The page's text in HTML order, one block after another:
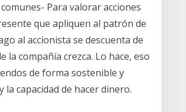
Para valorar acciones
que apliquen al patrón de
al accionista se descuenta de
la compañía crezca. Lo hace, eso
de forma sostenible y
capacidad de hacer dinero.